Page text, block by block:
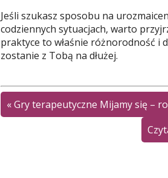
Jeśli szukasz sposobu na
codziennych sytuacjach, warto
praktyce to właśnie różnorodność i
zostanie z Tobą na dłużej.
«Gry terapeutyczne Mijamy się –